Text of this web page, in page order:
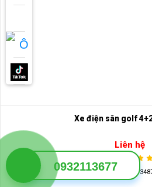
Xe điện sân golf
Liên hệ
Lượt xem:
0932113677